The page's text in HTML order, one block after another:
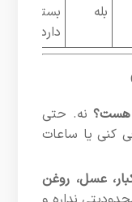
بله
بستگی
دارد
هست؟ نه. حتی
کنی یا ساعات
عسل، روغن